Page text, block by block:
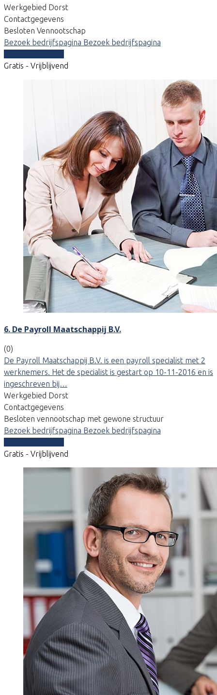
Werkgebied Dorst
Contactgegevens
Besloten Vennootschap
Bezoek bedrijfspagina Bezoek bedrijfspagina
Gratis - Vrijblijvend
6. De Payroll Maatschappij B.V.
(0)
De Payroll Maatschappij B.V. is een payroll specialist met 2
werknemers. Het de specialist is gestart op 10-11-2016 en is
ingeschreven bij…
Werkgebied Dorst
Contactgegevens
Besloten vennootschap met gewone structuur
Bezoek bedrijfspagina Bezoek bedrijfspagina
Gratis - Vrijblijvend